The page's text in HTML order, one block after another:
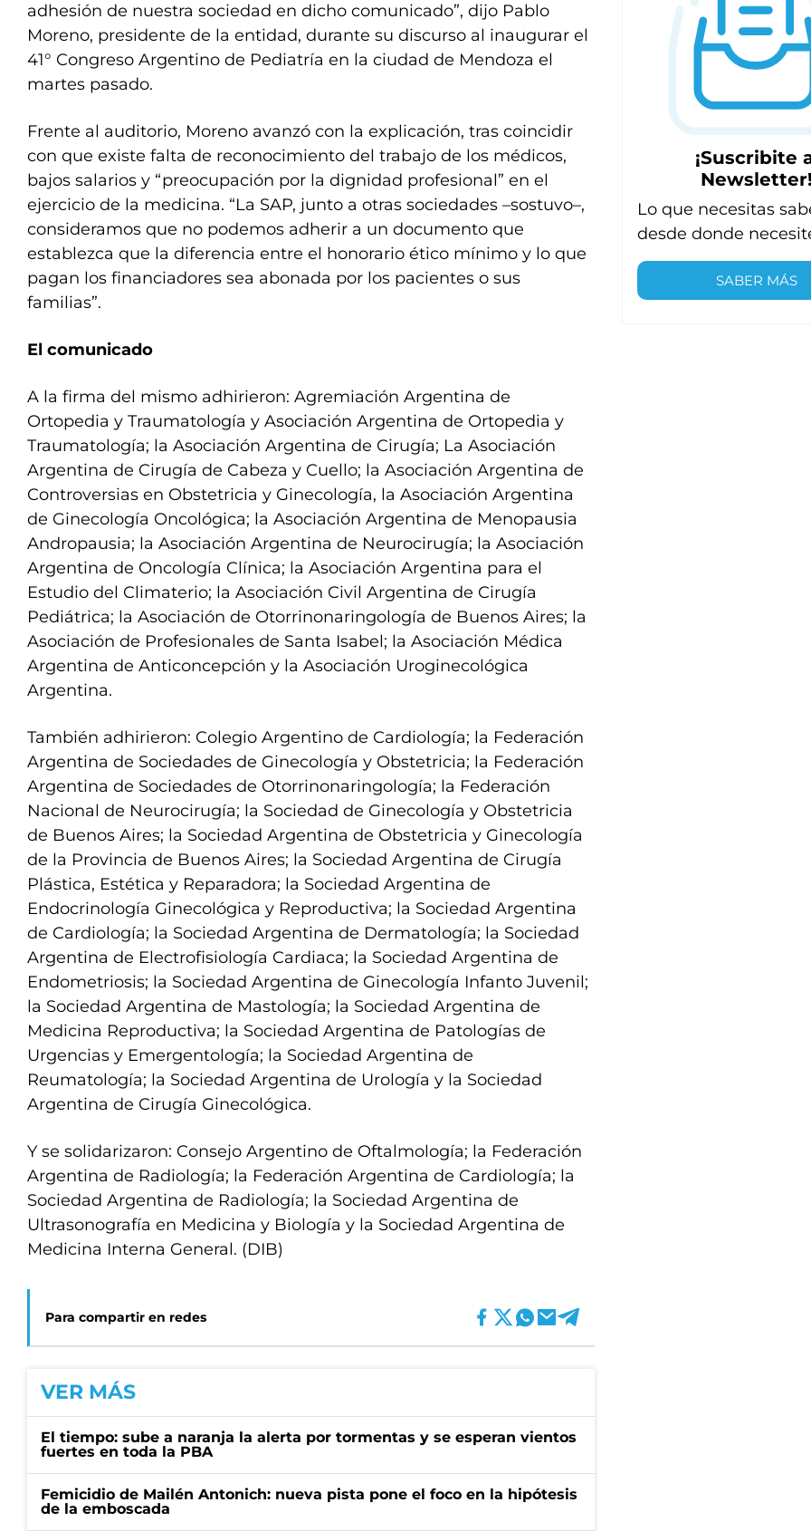
adhesión de nuestra sociedad en dicho comunicado”, dijo Pablo
Moreno, presidente de la entidad, durante su discurso al inaugurar el
41° Congreso Argentino de Pediatría en la ciudad de Mendoza el
martes pasado.
Frente al auditorio, Moreno avanzó con la explicación, tras coincidir
con que existe falta de reconocimiento del trabajo de los médicos,
bajos salarios y “preocupación por la dignidad profesional” en el
ejercicio de la medicina. “La SAP, junto a otras sociedades –sostuvo–,
consideramos que no podemos adherir a un documento que
establezca que la diferencia entre el honorario ético mínimo y lo que
pagan los financiadores sea abonada por los pacientes o sus
familias”.
El comunicado
A la firma del mismo adhirieron: Agremiación Argentina de
Ortopedia y Traumatología y Asociación Argentina de Ortopedia y
Traumatología; la Asociación Argentina de Cirugía; La Asociación
Argentina de Cirugía de Cabeza y Cuello; la Asociación Argentina de
Controversias en Obstetricia y Ginecología, la Asociación Argentina
de Ginecología Oncológica; la Asociación Argentina de Menopausia
Andropausia; la Asociación Argentina de Neurocirugía; la Asociación
Argentina de Oncología Clínica; la Asociación Argentina para el
Estudio del Climaterio; la Asociación Civil Argentina de Cirugía
Pediátrica; la Asociación de Otorrinonaringología de Buenos Aires; la
Asociación de Profesionales de Santa Isabel; la Asociación Médica
Argentina de Anticoncepción y la Asociación Uroginecológica
Argentina.
También adhirieron: Colegio Argentino de Cardiología; la Federación
Argentina de Sociedades de Ginecología y Obstetricia; la Federación
Argentina de Sociedades de Otorrinonaringología; la Federación
Nacional de Neurocirugía; la Sociedad de Ginecología y Obstetricia
de Buenos Aires; la Sociedad Argentina de Obstetricia y Ginecología
de la Provincia de Buenos Aires; la Sociedad Argentina de Cirugía
Plástica, Estética y Reparadora; la Sociedad Argentina de
Endocrinología Ginecológica y Reproductiva; la Sociedad Argentina
de Cardiología; la Sociedad Argentina de Dermatología; la Sociedad
Argentina de Electrofisiología Cardiaca; la Sociedad Argentina de
Endometriosis; la Sociedad Argentina de Ginecología Infanto Juvenil;
la Sociedad Argentina de Mastología; la Sociedad Argentina de
Medicina Reproductiva; la Sociedad Argentina de Patologías de
Urgencias y Emergentología; la Sociedad Argentina de
Reumatología; la Sociedad Argentina de Urología y la Sociedad
Argentina de Cirugía Ginecológica.
Y se solidarizaron: Consejo Argentino de Oftalmología; la Federación
Argentina de Radiología; la Federación Argentina de Cardiología; la
Sociedad Argentina de Radiología; la Sociedad Argentina de
Ultrasonografía en Medicina y Biología y la Sociedad Argentina de
Medicina Interna General. (DIB)
Para compartir en redes
VER MÁS
El tiempo: sube a naranja la alerta por tormentas y se esperan vientos
fuertes en toda la PBA
Femicidio de Mailén Antonich: nueva pista pone el foco en la hipótesis
de la emboscada
¡Suscribite
Newsletter!
Lo que necesitas
desde donde
SABER MÁS